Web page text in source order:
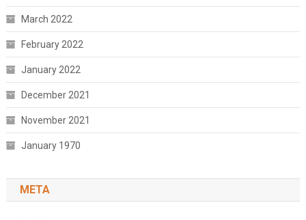
March 2022
February 2022
January 2022
December 2021
November 2021
January 1970
META